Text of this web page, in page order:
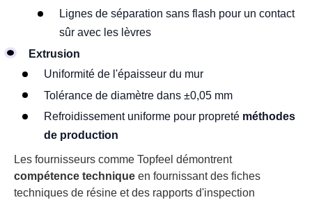
Lignes de séparation sans flash pour un contact
sûr avec les lèvres
Extrusion
Uniformité de l'épaisseur du mur
Tolérance de diamètre dans ±0,05 mm
Refroidissement uniforme pour propreté méthodes
de production
Les fournisseurs comme Topfeel démontrent
compétence technique en fournissant des fiches
techniques de résine et des rapports d'inspection